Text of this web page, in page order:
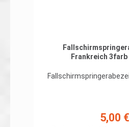
Frankreich
auch ohne Klett auf
5,00 €